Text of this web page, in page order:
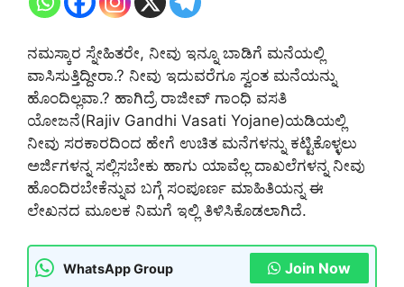
ನಮಸ್ಕಾರ ಸ್ನೇಹಿತರೇ, ನೀವು ಇನ್ನೂ ಬಾಡಿಗೆ ಮನೆಯಲ್ಲಿ
ವಾಸಿಸುತ್ತಿದ್ದೀರಾ.? ನೀವು ಇದುವರೆಗೂ ಸ್ವಂತ ಮನೆಯನ್ನು
ಹೊಂದಿಲ್ಲವಾ.? ಹಾಗಿದ್ರೆ ರಾಜೀವ್ ಗಾಂಧಿ ವಸತಿ
ಯೋಜನೆ(Rajiv Gandhi Vasati Yojane)ಯಡಿಯಲ್ಲಿ
ನೀವು ಸರಕಾರದಿಂದ ಹೇಗೆ ಉಚಿತ ಮನೆಗಳನ್ನು ಕಟ್ಟಿಕೊಳ್ಳಲು
ಅರ್ಜಿಗಳನ್ನ ಸಲ್ಲಿಸಬೇಕು ಹಾಗು ಯಾವೆಲ್ಲ ದಾಖಲೆಗಳನ್ನ ನೀವು
ಹೊಂದಿರಬೇಕೆನ್ನುವ ಬಗ್ಗೆ ಸಂಪೂರ್ಣ ಮಾಹಿತಿಯನ್ನ ಈ
ಲೇಖನದ ಮೂಲಕ ನಿಮಗೆ ಇಲ್ಲಿ ತಿಳಿಸಿಕೊಡಲಾಗಿದೆ.
WhatsApp Group Join Now